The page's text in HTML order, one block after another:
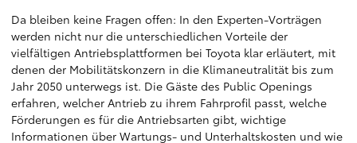
Da bleiben keine Fragen offen: In den Experten-Vorträgen
werden nicht nur die unterschiedlichen Vorteile der
vielfältigen Antriebsplattformen bei Toyota klar erläutert, mit
denen der Mobilitätskonzern in die Klimaneutralität bis zum
Jahr 2050 unterwegs ist. Die Gäste des Public Openings
erfahren, welcher Antrieb zu ihrem Fahrprofil passt, welche
Förderungen es für die Antriebsarten gibt, wichtige
Informationen über Wartungs- und Unterhaltskosten und wie